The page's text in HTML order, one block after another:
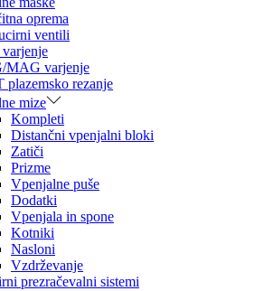
oprema
ventili
MAG varjenje
plazemsko rezanje
mize
Kompleti
Distančni vpenjalni bloki
Zatiči
Prizme
Vpenjalne puše
Dodatki
Vpenjala in spone
Kotniki
Nasloni
Vzdrževanje
prezračevalni sistemi